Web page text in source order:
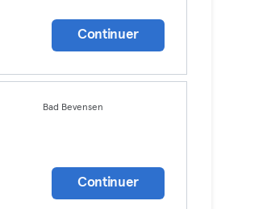
Continuer
Bad Bevensen
Continuer